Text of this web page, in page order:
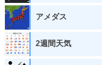
アメダス
2週間天気